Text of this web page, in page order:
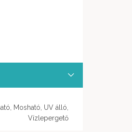
Mosható, UV álló,
Vízlepergető